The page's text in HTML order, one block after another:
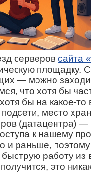
серверов сайта
площадку.
— можно
что хотя бы
бы на какое-
место
(датацентра)
к нашему
и раньше, поэтому
работу из
это